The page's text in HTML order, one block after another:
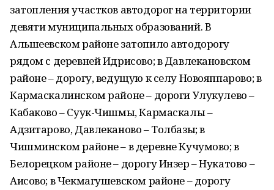
затопления участков автодорог на территории
девяти муниципальных образований. В
Альшеевском районе затопило автодорогу
рядом с деревней Идрисово; в Давлекановском
районе – дорогу, ведущую к селу Новояппарово; в
Кармаскалинском районе – дороги Улукулево –
Кабаково – Суук-Чишмы, Кармаскалы –
Адзитарово, Давлеканово – Толбазы; в
Чишминском районе – в деревне Кучумово; в
Белорецком районе – дорогу Инзер – Нукатово –
Аисово; в Чекмагушевском районе – дорогу